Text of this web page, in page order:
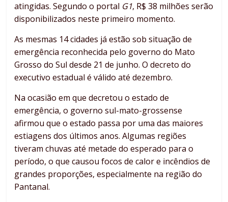
atingidas. Segundo o portal G1, R$ 38 milhões serão
disponibilizados neste primeiro momento.
As mesmas 14 cidades já estão sob situação de
emergência reconhecida pelo governo do Mato
Grosso do Sul desde 21 de junho. O decreto do
executivo estadual é válido até dezembro.
Na ocasião em que decretou o estado de
emergência, o governo sul-mato-grossense
afirmou que o estado passa por uma das maiores
estiagens dos últimos anos. Algumas regiões
tiveram chuvas até metade do esperado para o
período, o que causou focos de calor e incêndios de
grandes proporções, especialmente na região do
Pantanal.